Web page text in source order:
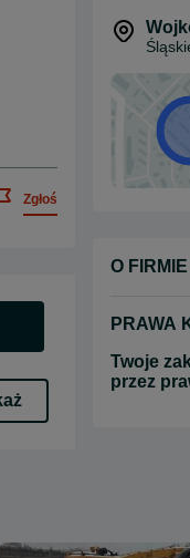
Zgłoś
O FIRMIE
PRAWA
Twoje
przez